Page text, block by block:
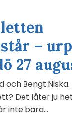
–
27
och Bengt Niska.
Det låter ju
inte bara…